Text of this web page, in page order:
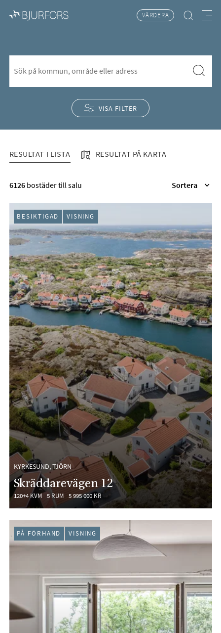
VÄRDERA
Hitta bostad
Meny
Sättra
VISA FILTER
RESULTAT I LISTA RESULTAT PÅ KARTA
6126bostäder till salu Sortera
KYRKESUND, TJÖRN
Skräddarevägen 12
120+4 KVM 5 RUM 5 995 000 KR
BESIKTIGAD VISNING
PÅ FÖRHAND VISNING